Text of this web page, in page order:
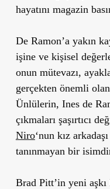
hayatını magazin
De Ramon’a yakın
işine ve kişisel
onun mütevazı,
gerçekten önemli olan
Ünlülerin, Ines de
çıkmaları şaşırtıcı
Niro‘nun kız arkadaşı
tanınmayan bir
Brad Pitt’in yeni aşkı